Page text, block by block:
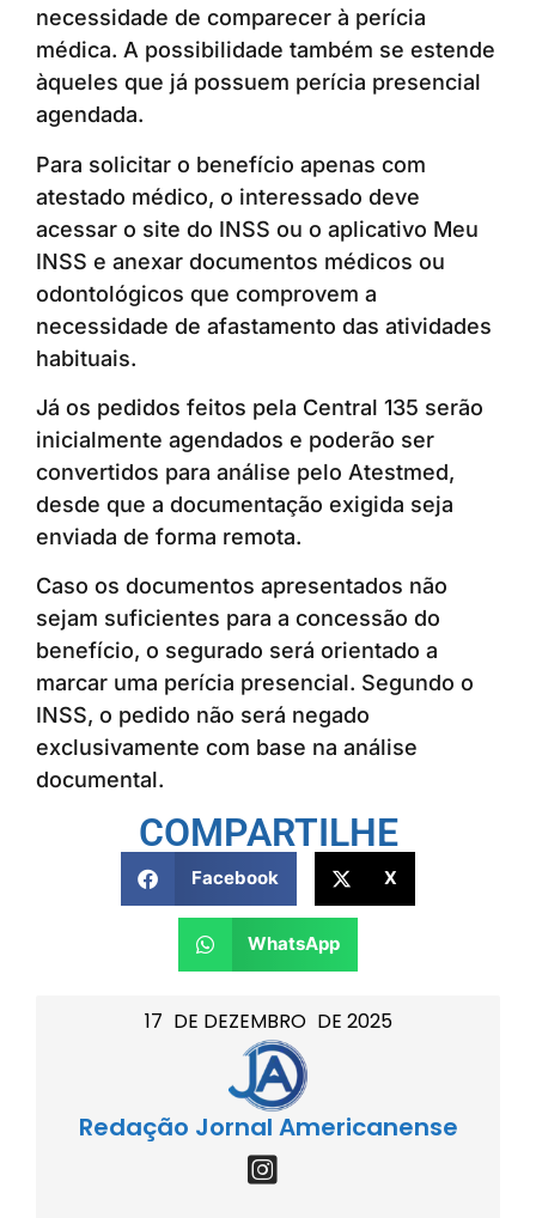
17 DE DEZEMBRO DE 2025
Redação Jornal Americanense
necessidade de comparecer à perícia
médica. A possibilidade também se estende
àqueles que já possuem perícia presencial
agendada.
Para solicitar o benefício apenas com
atestado médico, o interessado deve
acessar o site do INSS ou o aplicativo Meu
INSS e anexar documentos médicos ou
odontológicos que comprovem a
necessidade de afastamento das atividades
habituais.
Já os pedidos feitos pela Central 135 serão
inicialmente agendados e poderão ser
convertidos para análise pelo Atestmed,
desde que a documentação exigida seja
enviada de forma remota.
Caso os documentos apresentados não
sejam suficientes para a concessão do
benefício, o segurado será orientado a
marcar uma perícia presencial. Segundo o
INSS, o pedido não será negado
exclusivamente com base na análise
documental.
COMPARTILHE
Facebook X
WhatsApp